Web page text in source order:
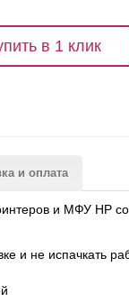
в 1 клик
и оплата
и МФУ HP
и не испачкать